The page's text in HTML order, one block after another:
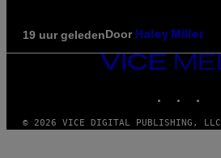
19 uur geledenDoor Haley Miller
VICE
© 2026 VICE DIGITAL PUBLISHING, LLC